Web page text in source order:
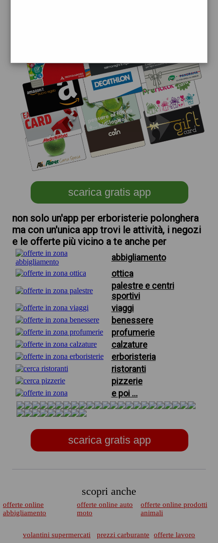
scarica gratis app
non solo un'app per erboristerie polonghera
ma con un'unica app trovi le attività, i negozi
e le offerte più vicino a te anche per
abbigliamento
ottica
palestre e centri
sportivi
viaggi
benessere
profumerie
calzature
erboristeria
ristoranti
pizzerie
e poi ...
scarica gratis app
scopri anche
offerte online
abbigliamento
offerte online auto
moto
offerte online prodotti
animali
volantini supermercati prezzi carburante
offerte lavoro